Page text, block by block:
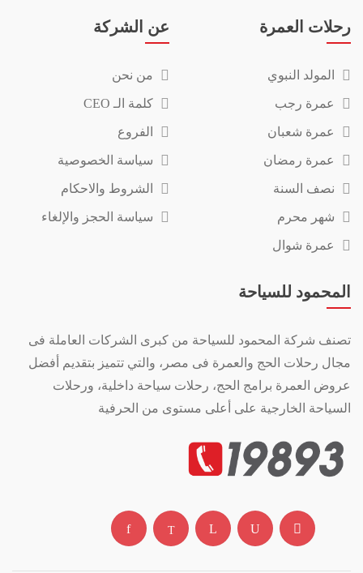
عن الشركة
من نحن
كلمة الـ CEO
الفروع
سياسة الخصوصية
الشروط والاحكام
سياسة الحجز والإلغاء
رحلات العمرة
المولد النبوي
عمرة رجب
عمرة شعبان
عمرة رمضان
نصف السنة
شهر محرم
عمرة شوال
المحمود للسياحة
تصنف شركة المحمود للسياحة من كبرى الشركات العاملة فى
مجال رحلات الحج والعمرة فى مصر، والتي تتميز بتقديم أفضل
عروض العمرة برامج الحج، رحلات سياحة داخلية، ورحلات
السياحة الخارجية على أعلى مستوى من الحرفية